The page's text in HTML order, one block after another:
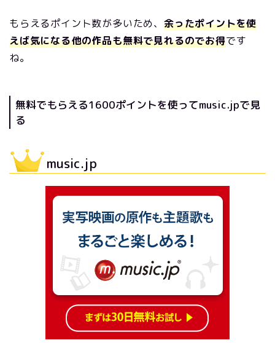
もらえるポイント数が多いため、 余ったポイントを使
えば気になる他の作品も無料で見れるのでお得です
ね。
無料でもらえる1600ポイントを使ってmusic.jpで見
る
music.jp